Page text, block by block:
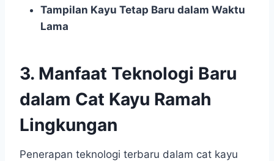
Tampilan Kayu Tetap Baru dalam Waktu
Lama
3. Manfaat Teknologi Baru
dalam Cat Kayu Ramah
Lingkungan
Penerapan teknologi terbaru dalam cat kayu